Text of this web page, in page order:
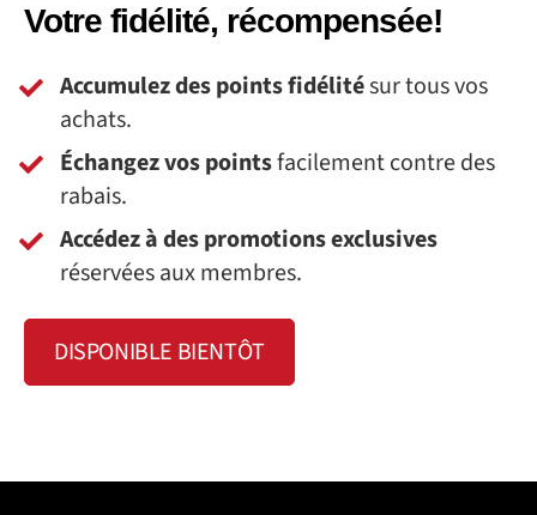
Votre fidélité, récompensée!
Accumulez des points fidélitésur tous vos
achats.
Échangez vos pointsfacilement contre des
rabais.
Accédez à des promotions exclusives
réservées aux membres.
DISPONIBLE BIENTÔT